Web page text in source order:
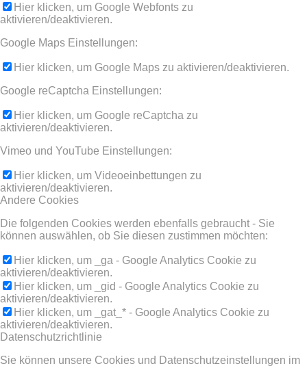
Hier klicken, um Google Webfonts zu
aktivieren/deaktivieren.
Google Maps Einstellungen:
Hier klicken, um Google Maps zu aktivieren/deaktivieren.
Google reCaptcha Einstellungen:
Hier klicken, um Google reCaptcha zu
aktivieren/deaktivieren.
Vimeo und YouTube Einstellungen:
Hier klicken, um Videoeinbettungen zu
aktivieren/deaktivieren.
Andere Cookies
Die folgenden Cookies werden ebenfalls gebraucht - Sie
können auswählen, ob Sie diesen zustimmen möchten:
Hier klicken, um _ga - Google Analytics Cookie zu
aktivieren/deaktivieren.
Hier klicken, um _gid - Google Analytics Cookie zu
aktivieren/deaktivieren.
Hier klicken, um _gat_* - Google Analytics Cookie zu
aktivieren/deaktivieren.
Datenschutzrichtlinie
Sie können unsere Cookies und Datenschutzeinstellungen im